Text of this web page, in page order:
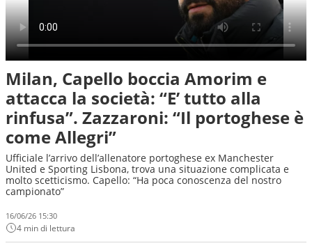
Milan, Capello boccia Amorim e
attacca la società: “E’ tutto alla
rinfusa”. Zazzaroni: “Il portoghese è
come Allegri”
Ufficiale l’arrivo dell’allenatore portoghese ex Manchester
United e Sporting Lisbona, trova una situazione complicata e
molto scetticismo. Capello: “Ha poca conoscenza del nostro
campionato”
16/06/26 15:30
4 min di lettura